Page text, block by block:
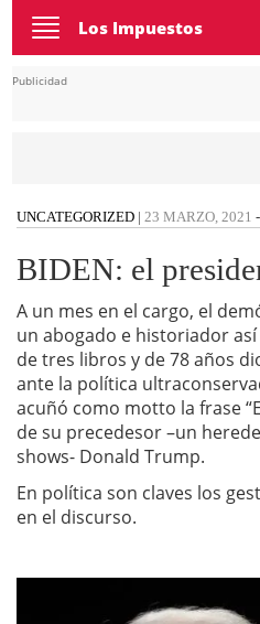
Toggle
navigation
Los Impuestos
Publicidad
UNCATEGORIZED | 23 MARZO, 2021 -
BIDEN: el
A un mes en el cargo, el
un abogado e historiador
de tres libros y de 78 años
ante la política
acuñó como motto la frase
de su precedesor –un
shows- Donald Trump.
En política son claves los
en el discurso.